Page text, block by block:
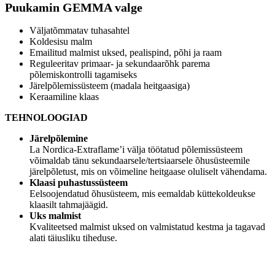
VÄHEM INFOT
Puukamin GEMMA valge
Väljatõmmatav tuhasahtel
Koldesisu malm
Emailitud malmist uksed, pealispind, põhi ja raam
Reguleeritav primaar- ja sekundaarõhk parema
põlemiskontrolli tagamiseks
Järelpõlemissüsteem (madala heitgaasiga)
Keraamiline klaas
TEHNOLOOGIAD
Järelpõlemine
La Nordica-Extraflame’i välja töötatud põlemissüsteem
võimaldab tänu sekundaarsele/tertsiaarsele õhusüsteemile
järelpõletust, mis on võimeline heitgaase oluliselt vähendama.
Klaasi puhastussüsteem
Eelsoojendatud õhusüsteem, mis eemaldab küttekoldeukse
klaasilt tahmajäägid.
Uks malmist
Kvaliteetsed malmist uksed on valmistatud kestma ja tagavad
alati täiusliku tiheduse.